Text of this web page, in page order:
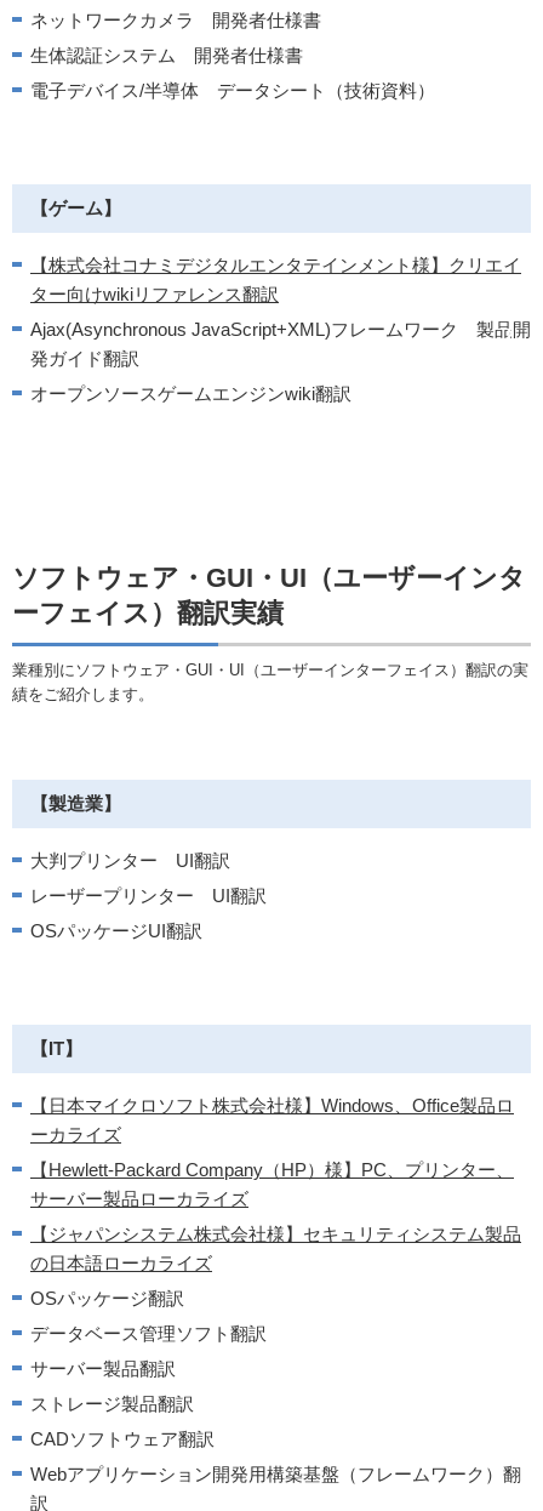
ネットワークカメラ 開発者仕様書
生体認証システム 開発者仕様書
電子デバイス/半導体 データシート（技術資料）
【ゲーム】
【株式会社コナミデジタルエンタテインメント様】クリエイ
ター向けwikiリファレンス翻訳
Ajax(Asynchronous JavaScript+XML)フレームワーク 製品開
発ガイド翻訳
オープンソースゲームエンジンwiki翻訳
ソフトウェア・GUI・UI（ユーザーインタ
ーフェイス）翻訳実績
業種別にソフトウェア・GUI・UI（ユーザーインターフェイス）翻訳の実
績をご紹介します。
【製造業】
大判プリンター UI翻訳
レーザープリンター UI翻訳
OSパッケージUI翻訳
【IT】
【日本マイクロソフト株式会社様】Windows、Office製品ロ
ーカライズ
【Hewlett-Packard Company（HP）様】PC、プリンター、
サーバー製品ローカライズ
【ジャパンシステム株式会社様】セキュリティシステム製品
の日本語ローカライズ
OSパッケージ翻訳
データベース管理ソフト翻訳
サーバー製品翻訳
ストレージ製品翻訳
CADソフトウェア翻訳
Webアプリケーション開発用構築基盤（フレームワーク）翻
訳